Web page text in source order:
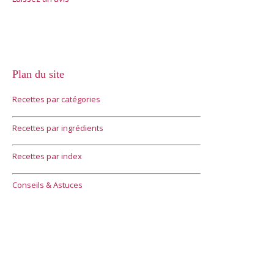
Plan du site
Recettes par catégories
Recettes par ingrédients
Recettes par index
Conseils & Astuces